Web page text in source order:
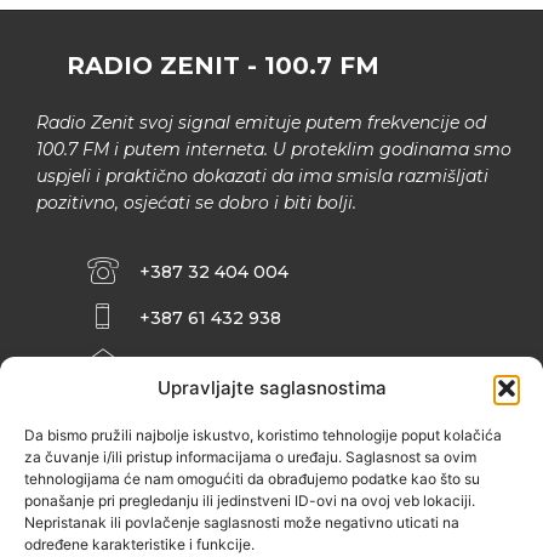
Upravljajte saglasnostima
Da bismo pružili najbolje iskustvo, koristimo tehnologije poput kolačića
za čuvanje i/ili pristup informacijama o uređaju. Saglasnost sa ovim
tehnologijama će nam omogućiti da obrađujemo podatke kao što su
ponašanje pri pregledanju ili jedinstveni ID-ovi na ovoj veb lokaciji.
Nepristanak ili povlačenje saglasnosti može negativno uticati na
određene karakteristike i funkcije.
RADIO ZENIT - 100.7 FM
Radio Zenit svoj signal emituje putem frekvencije od
100.7 FM i putem interneta. U proteklim godinama smo
uspjeli i praktično dokazati da ima smisla razmišljati
pozitivno, osjećati se dobro i biti bolji.
+387 32 404 004
+387 61 432 938
INFO@ZENIT.BA
ZENIČANKA, 3. SPRAT), 72000 ZENICA